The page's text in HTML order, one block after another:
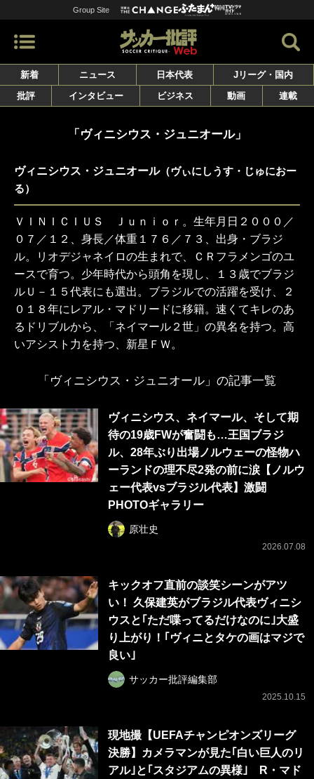
Group Site
新着 ニュース 日本代表
Jリーグ・国内
批評
インタビュー ビジネス 動画 連載
「ヴィニシウス・ジュニオール」
ヴィニシウス・ジュニオール（ヴぃにしうす・じゅにおー
る）
ＶＩＮＩＣＩＵＳ Ｊｕｎｉｏｒ。生年月日２０００／
０７／１２、身長／体重１７６／７３、出身・ブラジ
ル。リオデジャネイロの生まれで、ＣＲフラメンゴのユ
ースで育つ。少年時代から頭角を現し、１３歳でブラジ
ルＵ－１５代表にも選出。ブラジルでの活躍を受け、２
０１８年にレアル・マドリードに移籍。速くてキレのあ
るドリブルから、「ネイマール２世」の異名を持つ。高
いアシスト力を持つ、新星ＦＷ。
「ヴィニシウス・ジュニオール」の記事一覧
ヴィニシウス、ネイマール、そして期
待の19歳FWが奮闘も…王国ブラジ
ル、28年ぶり出場ノルウェーの怪物ハ
ーランドの理不尽2発の前に涙【ノルウ
ェー代表vsブラジル代表】激闘
PHOTOギャラリー
原壮史
2026.07.08
キックオフ直前の談笑シーンがアツ
い！ 久保建英がブラジル代表ヴィニシ
ウスと｢ただ喋ってるだけなのに｣大盛
り上がり！｢ヴィニとタケの画はマジで
良い｣
サッカー批評編集部
2025.10.15
現地撮【UEFAチャンピオンズリーグ
決勝】カメラマンが見た｢白い巨人のリ
アル｣と｢スタジアムの異様｣ R・マド